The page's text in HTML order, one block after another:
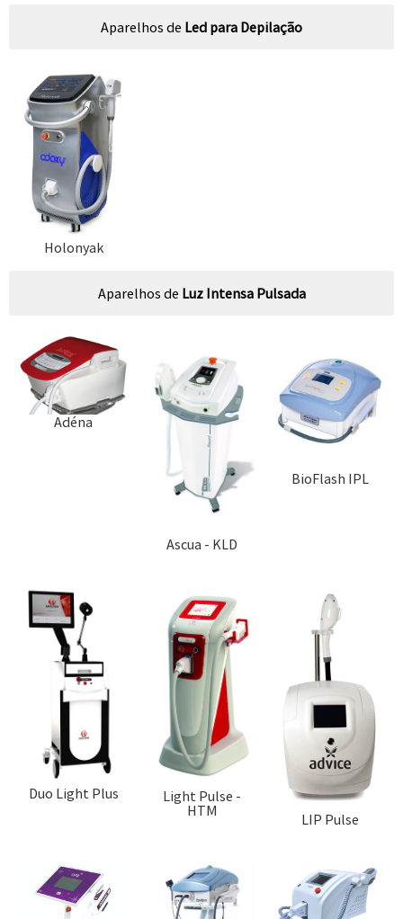
Aparelhos de Led para Depilação
Holonyak
Aparelhos de Luz Intensa Pulsada
Adéna
Ascua - KLD
BioFlash IPL
Duo Light Plus
Light Pulse -
HTM
LIP Pulse